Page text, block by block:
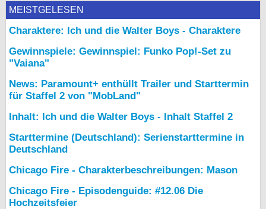
MEISTGELESEN
Charaktere: Ich und die Walter Boys - Charaktere
Gewinnspiele: Gewinnspiel: Funko Pop!-Set zu
"Vaiana"
News: Paramount+ enthüllt Trailer und Starttermin
für Staffel 2 von "MobLand"
Inhalt: Ich und die Walter Boys - Inhalt Staffel 2
Starttermine (Deutschland): Serienstarttermine in
Deutschland
Chicago Fire - Charakterbeschreibungen: Mason
Chicago Fire - Episodenguide: #12.06 Die
Hochzeitsfeier